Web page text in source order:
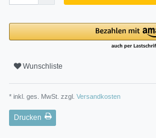
Wunschliste
* inkl. ges. MwSt. zzgl. Versandkosten
Drucken